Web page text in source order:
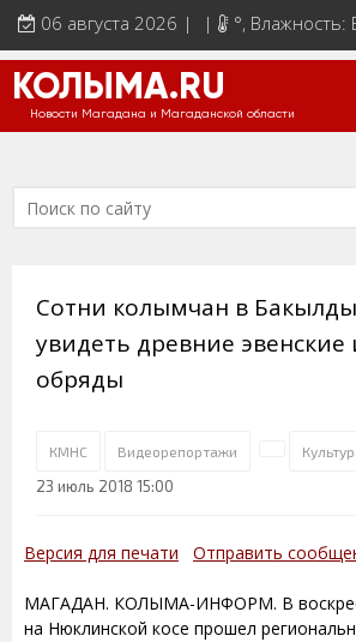
06 августа 2026 | | °, Влажность:
КОЛЫМА.RU
Новости Магадана и Магаданской области
Сотни колымчан в
увидеть древние эвенские
обряды
КМНС Видеорепортажи
23 июль 2018 15:00
Версия для печати Отправить
МАГАДАН. КОЛЫМА-ИНФОРМ. В
на Нюклинской косе прошел